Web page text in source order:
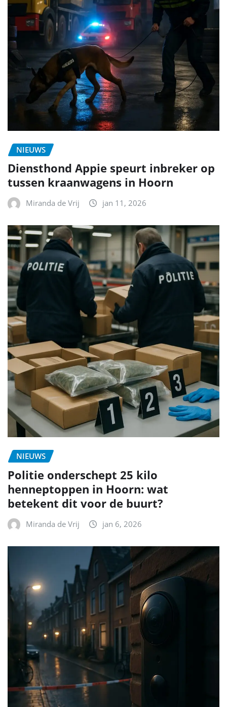
NIEUWS
Diensthond Appie speurt inbreker op
tussen kraanwagens in Hoorn
Miranda de Vrij jan 11, 2026
NIEUWS
Politie onderschept 25 kilo
henneptoppen in Hoorn: wat
betekent dit voor de buurt?
Miranda de Vrij jan 6, 2026